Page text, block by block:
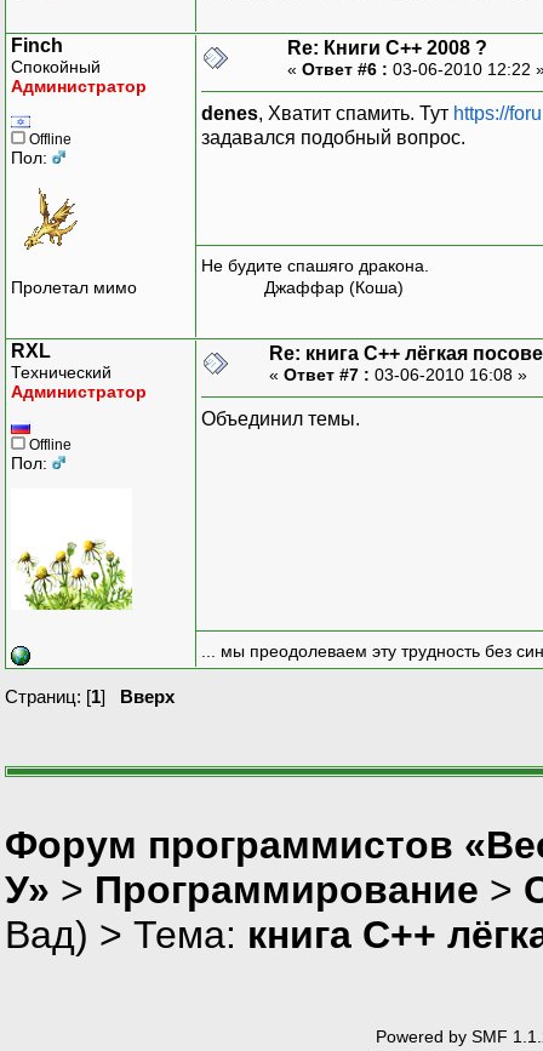
Finch
Спокойный
Администратор
Offline
Пол:
Пролетал мимо
Re: Книги C++ 2008 ?
« Ответ #6 : 03-06-2010 12:22
denes, Хватит спамить. Тут https://
задавался подобный вопрос.
Не будите спашяго дракона.
Джаффар (Коша)
RXL
Технический
Администратор
Offline
Пол:
Re: книга C++ лёгкая
« Ответ #7 : 03-06-2010 16:08 »
Объединил темы.
... мы преодолеваем эту трудность без
Страниц: [1] Вверх
Форум программистов
У» > Программирование >
Вад) > Тема: книга C++
Powered by SMF